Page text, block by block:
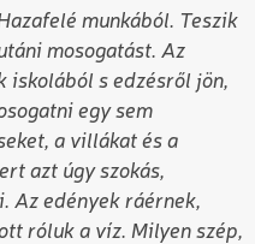
munkából. Teszik
mosogatást. Az
iskolából s edzésről jön,
egy sem
a villákat és a
azt úgy szokás,
Az edények ráérnek,
róluk a víz. Milyen szép,